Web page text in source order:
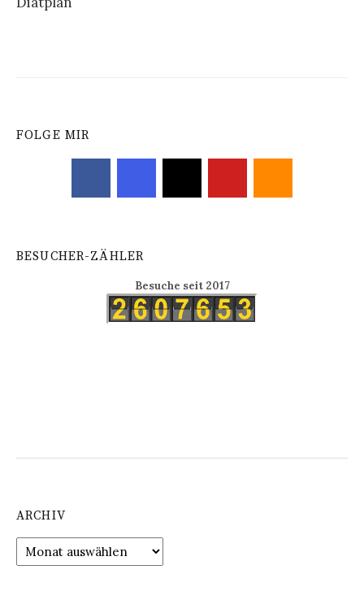
FOLGE MIR
BESUCHER-ZÄHLER
Besuche seit 2017
ARCHIV
Archiv